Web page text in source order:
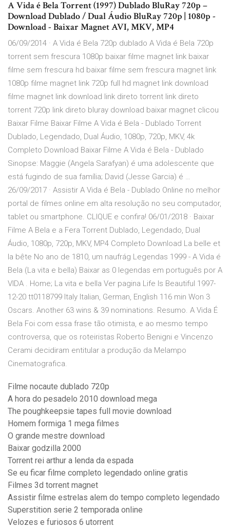
A Vida é Bela Torrent (1997) Dublado BluRay 720p –
Download Dublado / Dual Áudio BluRay 720p | 1080p -
Download - Baixar Magnet AVI, MKV, MP4
06/09/2014 · A Vida é Bela 720p dublado A Vida é Bela 720p
torrent sem frescura 1080p baixar filme magnet link baixar
filme sem frescura hd baixar filme sem frescura magnet link
1080p filme magnet link 720p full hd magnet link download
filme magnet link download link direto torrent link direto
torrent 720p link direto bluray download baixar magnet clicou
Baixar Filme Baixar Filme A Vida é Bela - Dublado Torrent
Dublado, Legendado, Dual Áudio, 1080p, 720p, MKV, 4k
Completo Download Baixar Filme A Vida é Bela - Dublado
Sinopse: Maggie (Angela Sarafyan) é uma adolescente que
está fugindo de sua família; David (Jesse Garcia) é …
26/09/2017 · Assistir A Vida é Bela - Dublado Online no melhor
portal de filmes online em alta resolução no seu computador,
tablet ou smartphone. CLIQUE e confira! 06/01/2018 · Baixar
Filme A Bela e a Fera Torrent Dublado, Legendado, Dual
Áudio, 1080p, 720p, MKV, MP4 Completo Download La belle et
la bête No ano de 1810, um naufrág Legendas 1999 - A Vida é
Bela (La vita e bella) Baixar as 0 legendas em português por A
VIDA . Home; La vita e bella Ver pagina Life Is Beautiful 1997-
12-20 tt0118799 Italy Italian, German, English 116 min Won 3
Oscars. Another 63 wins & 39 nominations. Resumo. A Vida É
Bela Foi com essa frase tão otimista, e ao mesmo tempo
controversa, que os roteiristas Roberto Benigni e Vincenzo
Cerami decidiram entitular a produção da Melampo
Cinematografica.
Filme nocaute dublado 720p
A hora do pesadelo 2010 download mega
The poughkeepsie tapes full movie download
Homem formiga 1 mega filmes
O grande mestre download
Baixar godzilla 2000
Torrent rei arthur a lenda da espada
Se eu ficar filme completo legendado online gratis
Filmes 3d torrent magnet
Assistir filme estrelas alem do tempo completo legendado
Superstition serie 2 temporada online
Velozes e furiosos 6 utorrent